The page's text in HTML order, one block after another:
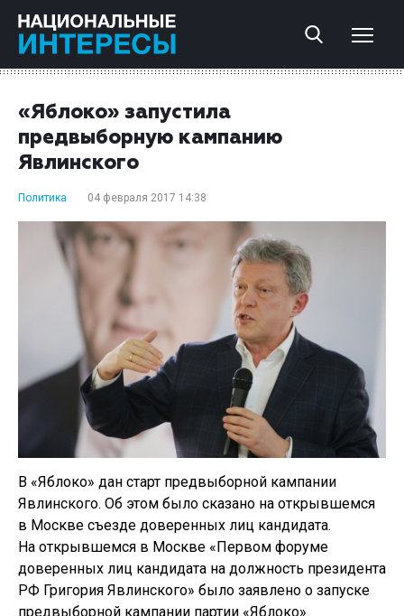
«Яблоко» запустила
предвыборную кампанию
Явлинского
Политика 04 февраля 2017 14:38
В «Яблоко» дан старт предвыборной кампании
Явлинского. Об этом было сказано на открывшемся
в Москве съезде доверенных лиц кандидата.
На открывшемся в Москве «Первом форуме
доверенных лиц кандидата на должность президента
РФ Григория Явлинского» было заявлено о запуске
предвыборной кампании партии «Яблоко».